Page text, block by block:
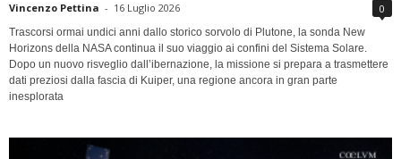
Vincenzo Pettina - 16 Luglio 2026 0
Trascorsi ormai undici anni dallo storico sorvolo di Plutone, la sonda New
Horizons della NASA continua il suo viaggio ai confini del Sistema Solare.
Dopo un nuovo risveglio dall’ibernazione, la missione si prepara a trasmettere
dati preziosi dalla fascia di Kuiper, una regione ancora in gran parte
inesplorata